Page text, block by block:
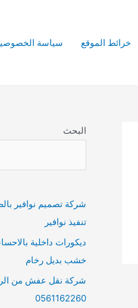
خرائط الموقع سياسة
البحث
تنفيذ نوافير
خشب بديل رخام
شركة نقل عفش من
0561162260